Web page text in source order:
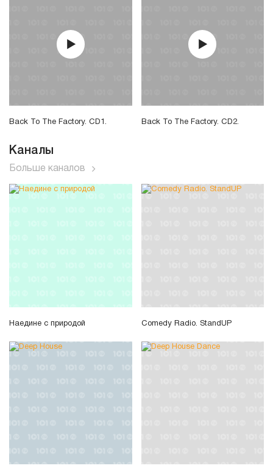
Back To The Factory. CD1. Back To The Factory. CD2.
Каналы
Больше каналов
Наедине с природой Comedy Radio. StandUP